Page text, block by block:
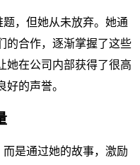
，但她从未放弃。她通
的合作，逐渐掌握了这些
她在公司内部获得了很高
的声誉。
是通过她的故事，激励